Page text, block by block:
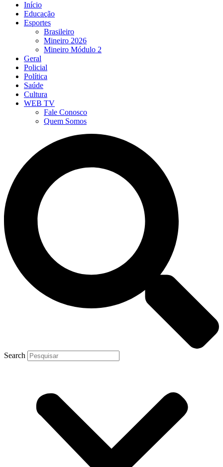
Início
Educação
Esportes
Brasileiro
Mineiro 2026
Mineiro Módulo 2
Geral
Policial
Política
Saúde
Cultura
WEB TV
Fale Conosco
Quem Somos
Search